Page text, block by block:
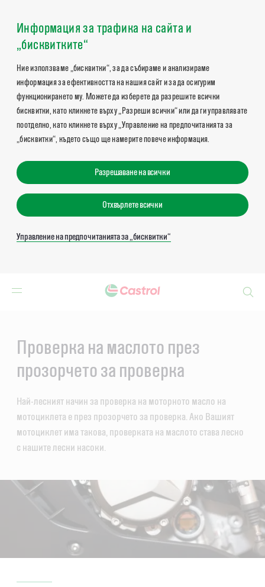
Информация за трафика на сайта и
„бисквитките“
Ние използваме „бисквитки“, за да събираме и анализираме
информация за ефективността на нашия сайт и за да осигурим
функционирането му. Можете да изберете да разрешите всички
бисквитки, като кликнете върху „Разреши всички“ или да ги управлявате
поотделно, като кликнете върху „Управление на предпочитанията за
„бисквитки“, където също ще намерите повече информация.
Разрешаване на всички
Отхвърлете всички
Управление на предпочитанията за „бисквитки“
Проверка на маслото през
прозорчето за проверка
Най-лесният начин за проверка на моторното масло на
мотоциклета е през прозорчето за проверка. Ако Вашият
мотоциклет има такова, проверката на маслото става лесно
с нашите лесни насоки.